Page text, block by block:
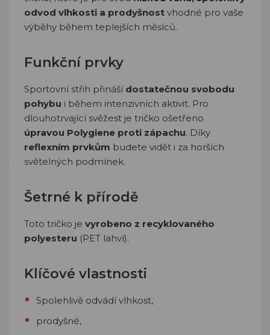
odvod vlhkosti a prodyšnost vhodné pro vaše
výběhy během teplejších měsíců.
Funkční prvky
Sportovní střih přináší dostatečnou svobodu
pohybu i během intenzivních aktivit. Pro
dlouhotrvající svěžest je tričko ošetřeno
úpravou Polygiene proti zápachu. Díky
reflexním prvkům budete vidět i za horších
světelných podmínek.
Šetrné k přírodě
Toto tričko je vyrobeno z recyklovaného
polyesteru (PET lahví).
Klíčové vlastnosti
Spolehlivě odvádí vlhkost,
prodyšné,